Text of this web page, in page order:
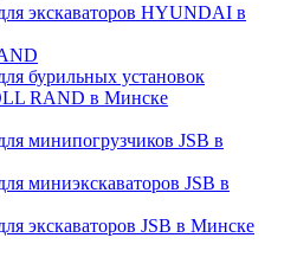
экскаваторов HYUNDAI в
бурильных установок
RAND в Минске
минипогрузчиков JSB в
миниэкскаваторов JSB в
экскаваторов JSB в Минске